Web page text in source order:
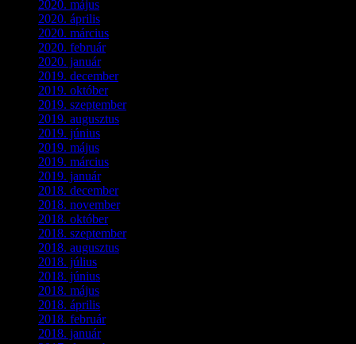
2020. május
2020. április
2020. március
2020. február(6)
2020. január(1)
2019. december(4)
2019. október(3)
2019. szeptember(2)
2019. augusztus
2019. június
2019. május
2019. március
2019. január(1)
2018. december(3)
2018. november(1)
2018. október(1)
2018. szeptember(1)
2018. augusztus
2018. július
2018. június
2018. május
2018. április
2018. február(2)
2018. január(2)